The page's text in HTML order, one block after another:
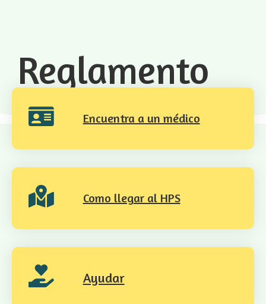
Reglamento
Encuentra a un médico
Como llegar al HPS
Ayudar